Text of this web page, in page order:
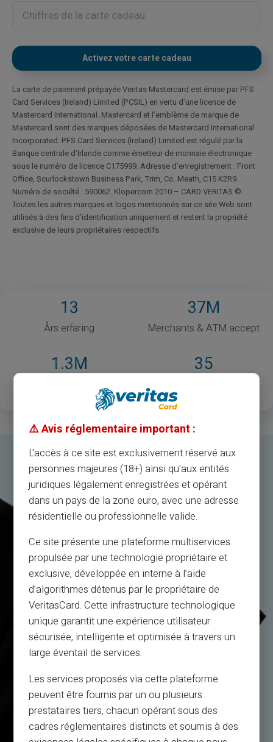
La carte de paiement prépayée Veritas Mastercard est émise par PFS
Card Services (Ireland) Limited (PCSIL) en vertu d’une licence de
Mastercard International. Mastercard et l’emblème de marque de
Mastercard sont des marques déposées de Mastercard International
Incorporated. PFS Card Services (Ireland) Limited est régulé par la
Banque centrale d’Irlande comme émetteur de monnaie électronique
sous le numéro de licence C175999. Adresse d’enregistrement : Front
Office, Scurlockstown Business Park, Trim, Co. Meath, C15 K2R9.
Numéro de société : 590062. Klopercom 2010 – CARD VERITAS ©
Toutes les autres marques et logos mentionnés sur ce site Web sont
utilisés à des fins d’identification uniquement et restent la propriété
exclusive de leurs propriétaires respectifs.
13
Års erfaring
37M
Merchants & ATM accept
1.3M
Glade registrerede kunder
35
⚠️ Avis réglementaire important :
L'accès à ce site est exclusivement réservé aux
personnes majeures (18+) ainsi qu'aux entités
juridiques légalement enregistrées et opérant
dans un pays de la zone euro, avec une adresse
résidentielle ou professionnelle valide.
Ce site présente une plateforme multiservices
propulsée par une technologie propriétaire et
exclusive, développée en interne à l’aide
d’algorithmes détenus par le propriétaire de
VeritasCard. Cette infrastructure technologique
unique garantit une expérience utilisateur
sécurisée, intelligente et optimisée à travers un
large éventail de services.
Les services proposés via cette plateforme
peuvent être fournis par un ou plusieurs
prestataires tiers, chacun opérant sous des
cadres réglementaires distincts et soumis à des